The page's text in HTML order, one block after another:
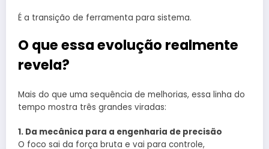
É a transição de ferramenta para sistema.
O que essa evolução realmente
revela?
Mais do que uma sequência de melhorias, essa linha do
tempo mostra três grandes viradas:
1. Da mecânica para a engenharia de precisão
O foco sai da força bruta e vai para controle,